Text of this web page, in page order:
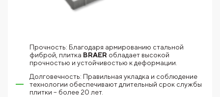
Прочность: Благодаря армированию стальной
фиброй, плитка BRAER обладает высокой
прочностью и устойчивостью к деформации.
Долговечность: Правильная укладка и соблюдение
технологии обеспечивают длительный срок службы
плитки – более 20 лет.